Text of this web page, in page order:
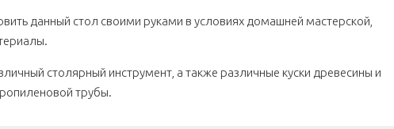
данный стол своими руками в условиях домашней мастерской,
столярный инструмент, а также различные куски древесины и
трубы.